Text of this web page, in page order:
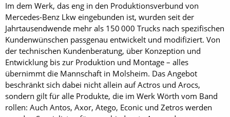
Im dem Werk, das eng in den Produktionsverbund von
Mercedes-Benz Lkw eingebunden ist, wurden seit der
Jahrtausendwende mehr als 150 000 Trucks nach spezifischen
Kundenwünschen passgenau entwickelt und modifiziert. Von
der technischen Kundenberatung, über Konzeption und
Entwicklung bis zur Produktion und Montage – alles
übernimmt die Mannschaft in Molsheim. Das Angebot
beschränkt sich dabei nicht allein auf Actros und Arocs,
sondern gilt für alle Produkte, die im Werk Wörth vom Band
rollen: Auch Antos, Axor, Atego, Econic und Zetros werden